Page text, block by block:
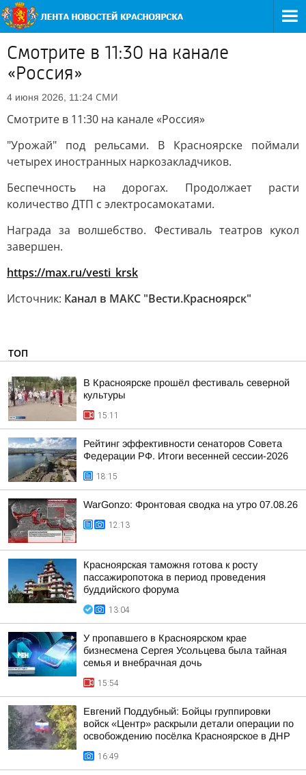
Смотрите в 11:30 на канале
«Россия»
4 июня 2026, 11:24 СМИ
Смотрите в 11:30 на канале «Россия»
"Урожай" под рельсами. В Красноярске поймали
четырех иностранных наркозакладчиков.
Беспечность на дорогах. Продолжает расти
количество ДТП с электросамокатами.
Награда за волшебство. Фестиваль театров кукол
завершен.
https://max.ru/vesti_krsk
Источник: Канал в МАКС "Вести.Красноярск"
ТОП
В Красноярске прошёл фестиваль северной
культуры
15:11
Рейтинг эффективности сенаторов Совета
Федерации РФ. Итоги весенней сессии-2026
18:15
WarGonzo: Фронтовая сводка на утро 07.08.26
12:13
Красноярская таможня готова к росту
пассажиропотока в период проведения
буддийского форума
13:04
У пропавшего в Красноярском крае
бизнесмена Сергея Усольцева была тайная
семья и внебрачная дочь
15:54
Евгений Поддубный: Бойцы группировки
войск «Центр» раскрыли детали операции по
освобождению посёлка Красноярское в ДНР
16:49